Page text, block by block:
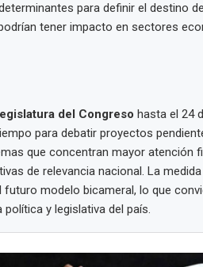
para definir el destino
tener impacto en sectores
del Congreso hasta el 24
para debatir proyectos
que concentran mayor atención
de relevancia nacional. La
modelo bicameral, lo que
y legislativa del país.